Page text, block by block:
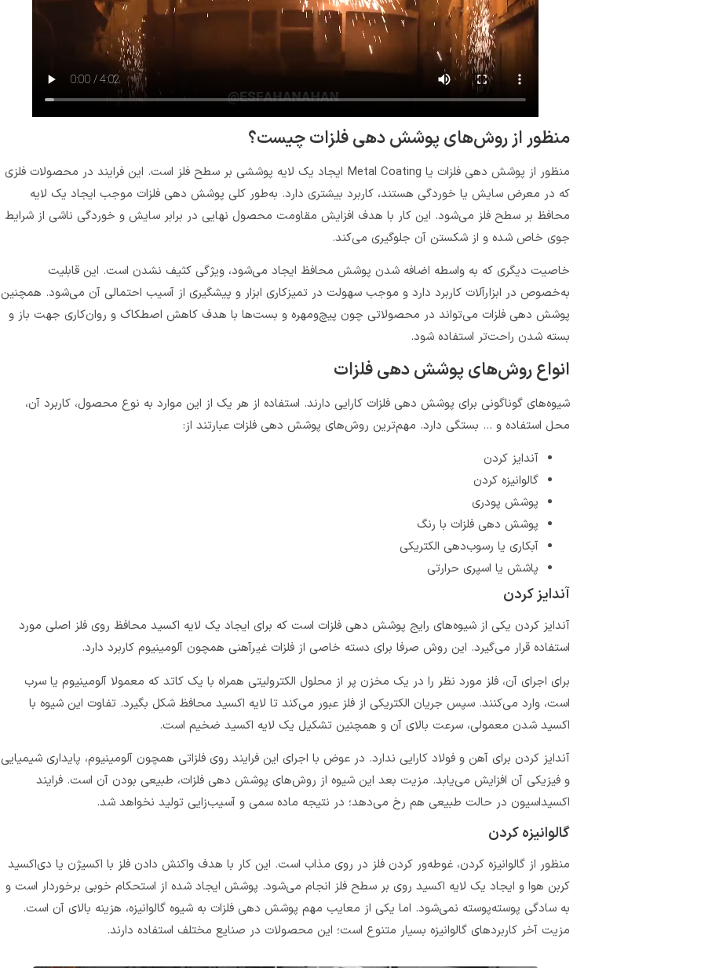
منظور از روش‌های پوشش دهی فلزات چیست؟
منظور از پوشش دهی فلزات یا Metal Coating ایجاد یک لایه پوششی بر سطح فلز است. این فرایند در محصولات فلزی
که در معرض سایش یا خوردگی هستند، کاربرد بیشتری دارد. به‌طور کلی پوشش‌ دهی فلزات موجب ایجاد یک لایه
محافظ بر سطح فلز می‌شود. این کار با هدف افزایش مقاومت محصول نهایی در برابر سایش و خوردگی ناشی از شرایط
جوی خاص شده و از شکستن آن جلوگیری می‌کند.
خاصیت دیگری که به واسطه اضافه شدن پوشش محافظ ایجاد می‌شود، ویژگی کثیف نشدن است. این قابلیت
به‌خصوص در ابزارآلات کاربرد دارد و موجب سهولت در تمیزکاری ابزار و پیشگیری از آسیب احتمالی آن می‌شود. همچنین
پوشش‌ دهی فلزات می‌تواند در محصولاتی چون پیچ‌ومهره و بست‌ها با هدف کاهش اصطکاک و روان‌کاری جهت باز و
بسته شدن راحت‌تر استفاده شود.
انواع روش‌های پوشش‌ دهی فلزات
شیوه‌های گوناگونی برای پوشش‌ دهی فلزات کارایی دارند. استفاده از هر یک از این موارد به نوع محصول، کاربرد آن،
محل استفاده و … بستگی دارد. مهم‌ترین روش‌های پوشش‌ دهی فلزات عبارتند از:
آندایز کردن
گالوانیزه کردن
پوشش پودری
پوشش دهی فلزات با رنگ
آبکاری یا رسوب‌دهی الکتریکی
پاشش یا اسپری حرارتی
آندایز کردن
آندایز کردن یکی از شیوه‌های رایج پوشش‌ دهی فلزات است که برای ایجاد یک لایه اکسید محافظ روی فلز اصلی مورد
استفاده قرار می‌گیرد. این روش صرفا برای دسته خاصی از فلزات غیرآهنی همچون آلومینیوم کاربرد دارد.
برای اجرای آن، فلز مورد نظر را در یک مخزن پر از محلول الکترولیتی همراه با یک کاتد که معمولا آلومینیوم یا سرب
است، وارد می‌کنند. سپس جریان الکتریکی از فلز عبور می‌کند تا لایه اکسید محافظ شکل بگیرد. تفاوت این شیوه با
اکسید شدن معمولی، سرعت بالای آن و همچنین تشکیل یک لایه اکسید ضخیم است.
آندایز کردن برای آهن و فولاد کارایی ندارد. در عوض با اجرای این فرایند روی فلزاتی همچون آلومینیوم، پایداری شیمیایی
و فیزیکی آن افزایش می‌‌یابد. مزیت بعد این شیوه از روش‌های پوشش‌ دهی فلزات، طبیعی بودن آن است. فرایند
اکسیداسیون در حالت طبیعی هم رخ می‌دهد؛ در نتیجه ماده سمی و آسیب‌زایی تولید نخواهد شد.
گالوانیزه کردن
منظور از گالوانیزه کردن، غوطه‌ور کردن فلز در روی مذاب است. این کار با هدف واکنش دادن فلز با اکسیژن یا دی‌اکسید
کربن هوا و ایجاد یک لایه اکسید روی بر سطح فلز انجام می‌شود. پوشش ایجاد شده از استحکام خوبی برخوردار است و
به سادگی پوسته‌پوسته نمی‌شود. اما یکی از معایب مهم پوشش‌ دهی فلزات به شیوه گالوانیزه، هزینه بالای آن است.
مزیت آخر کاربردهای گالوانیزه بسیار متنوع است؛ این محصولات در صنایع مختلف استفاده دارند.